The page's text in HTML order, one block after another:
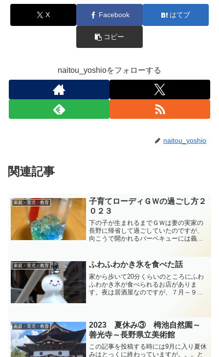
X Facebook はてブ
コピー
naitou_yoshioをフォローする
naitou_yoshio
関連記事
家庭・育児・教育
子育てローディＧＷの過ごし方２
０２３
下の子が生まれるまでＧＷは妻の実家の
長野に帰省して過ごしていたのですが、
向こうで開かれるバーベキューには義兄
りゆっくりできないし、今年はどこも混
むだろうという事で近場で...
家庭・育児・教育 ふわふわかき氷を食べた話
家から歩いて20分くらいのところにふわ
ふわかき氷が食べられるお店がありま
す。夜は居酒屋なのですが、７月～９月
小屋 氷楽氷楽（ひ...
家庭・育児・教育
2023 夏休み③ 栂池自然園～
善光寺～長野県立美術館
この記事を投稿する時には9月に入り夏休
みはとっくに終わっていますが。。。と